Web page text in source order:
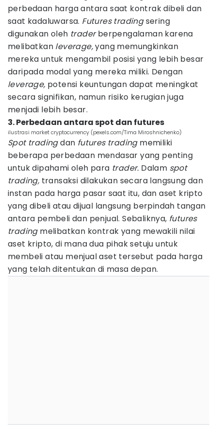
perbedaan harga antara saat kontrak dibeli dan
saat kadaluwarsa. Futures tradingsering
digunakan oleh traderberpengalaman karena
melibatkan leverage,yang memungkinkan
mereka untuk mengambil posisi yang lebih besar
daripada modal yang mereka miliki. Dengan
leverage, potensi keuntungan dapat meningkat
secara signifikan, namun risiko kerugian juga
menjadi lebih besar.
3. Perbedaan antara spot dan futures
ilustrasi market cryptocurrency (pexels.com/Tima Miroshnichenko)
Spot tradingdan futures tradingmemiliki
beberapa perbedaan mendasar yang penting
untuk dipahami oleh para trader. Dalam spot
trading, transaksi dilakukan secara langsung dan
instan pada harga pasar saat itu, dan aset kripto
yang dibeli atau dijual langsung berpindah tangan
antara pembeli dan penjual. Sebaliknya, futures
tradingmelibatkan kontrak yang mewakili nilai
aset kripto, di mana dua pihak setuju untuk
membeli atau menjual aset tersebut pada harga
yang telah ditentukan di masa depan.